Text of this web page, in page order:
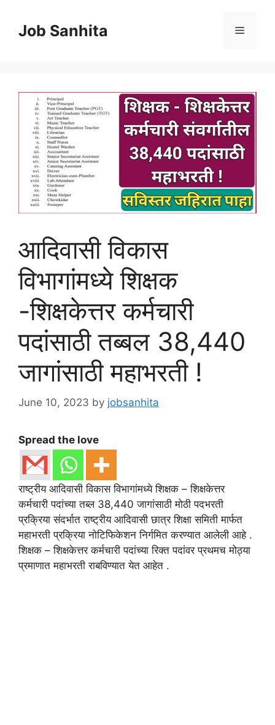
contentJob Sanhita Menu
आदिवासी विकास
विभागांमध्ये शिक्षक
-शिक्षकेत्तर कर्मचारी
पदांसाठी तब्बल 38,440
जागांसाठी महाभरती !
June 10, 2023 by jobsanhita
Spread the love
राष्ट्रीय आदिवासी विकास विभागांमध्ये शिक्षक – शिक्षकेत्तर
कर्मचारी पदांच्या तब्ल 38,440 जागांसाठी मोठी पदभरती
प्रक्रिया संदर्भात राष्ट्रीय आदिवासी छात्र शिक्षा समिती मार्फत
महाभरती प्रक्रिया नोटिफिकेशन निर्गमित करण्यात आलेली आहे .
शिक्षक – शिक्षकेत्तर कर्मचारी पदांच्या रिक्त पदांवर प्रथमच मोठ्या
प्रमाणात महाभरती राबविण्यात येत आहेत .